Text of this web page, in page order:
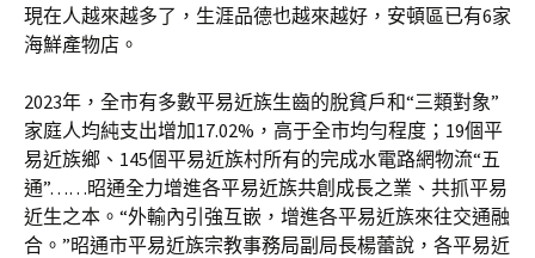
現在人越來越多了，生涯品德也越來越好，安頓區已有6家
海鮮產物店。
2023年，全市有多數平易近族生齒的脫貧戶和“三類對象”
家庭人均純支出增加17.02%，高于全市均勻程度；19個平
易近族鄉、145個平易近族村所有的完成水電路網物流“五
通”……昭通全力增進各平易近族共創成長之業、共抓平易
近生之本。“外輸內引強互嵌，增進各平易近族來往交通融
合。”昭通市平易近族宗教事務局副局長楊蕾說，各平易近